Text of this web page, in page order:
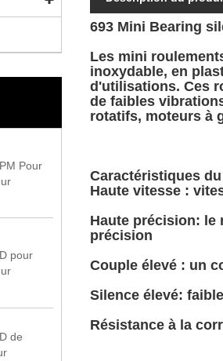
Pour
pour
de
693 Mini Bearing
Les mini
inoxydable, en
d'utilisations. Ces
de faibles
rotatifs, moteurs à
Caractéristiques
Haute vitesse :
Haute précision: le
précision
Couple élevé : un
Silence élevé:
Résistance à la